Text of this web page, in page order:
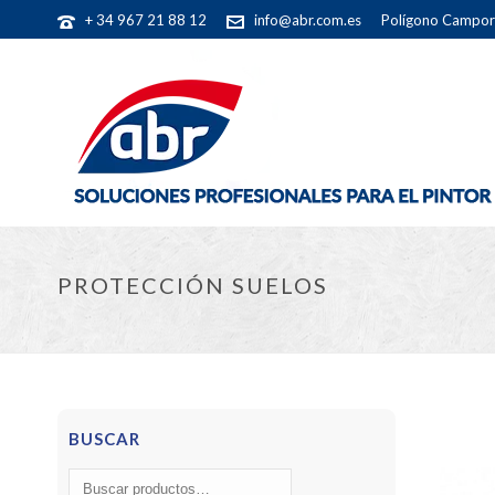
+ 34 967 21 88 12 info@abr.com.es Polígono
PROTECCIÓN SUELOS
BUSCAR
Buscar